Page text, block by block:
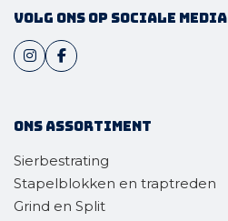
Volg ons op sociale media
Ons assortiment
Sierbestrating
Stapelblokken en traptreden
Grind en Split